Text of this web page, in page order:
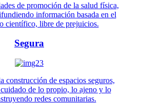
de promoción de la salud física,
información basada en el
científico, libre de prejuicios.
Segura
construcción de espacios seguros,
de lo propio, lo ajeno y lo
redes comunitarias.